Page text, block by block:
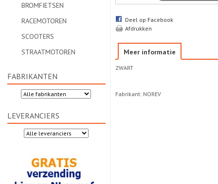
BROMFIETSEN
RACEMOTOREN
SCOOTERS
STRAATMOTOREN
FABRIKANTEN
LEVERANCIERS
Deel op Facebook
Afdrukken
Meer informatie
ZWART
Fabrikant: NOREV